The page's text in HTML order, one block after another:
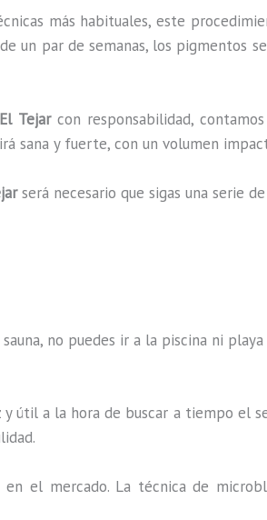
más habituales, este
un par de semanas, los pigmentos
Tejar con responsabilidad,
sana y fuerte, con un volumen
será necesario que sigas una serie
no puedes ir a la piscina ni
útil a la hora de buscar a tiempo el
el mercado. La técnica de